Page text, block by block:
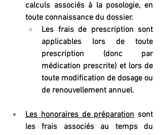
calculs associés à la posologie, en
toute connaissance du dossier.
Les frais de prescription sont
applicables lors de toute
prescription (donc par
médication prescrite) et lors de
toute modification de dosage ou
de renouvellement annuel.
Les honoraires de préparation sont
les frais associés au temps du